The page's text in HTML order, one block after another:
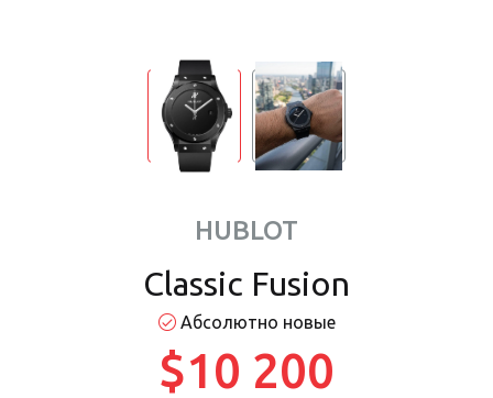
HUBLOT
Classic Fusion
Абсолютно новые
$10 200